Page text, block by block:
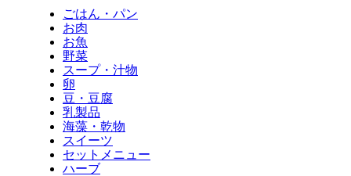
ごはん・パン
お肉
お魚
野菜
スープ・汁物
卵
豆・豆腐
乳製品
海藻・乾物
スイーツ
セットメニュー
ハーブ